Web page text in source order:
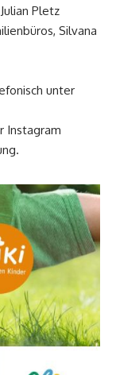
Pletz
Silvana
unter
Instagram